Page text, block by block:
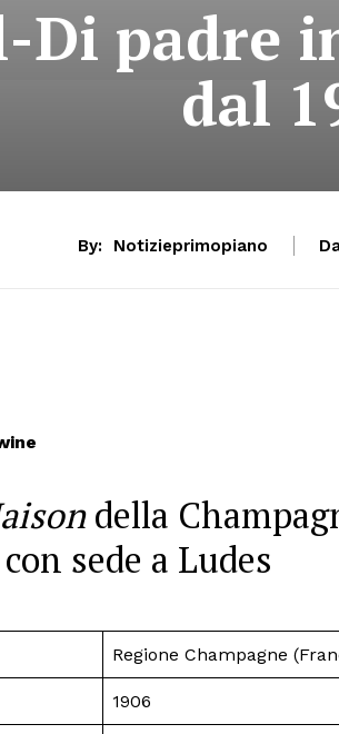
Di padre
dal
By: Notizieprimopiano
della
sede a Ludes
Regione Champagne
1906